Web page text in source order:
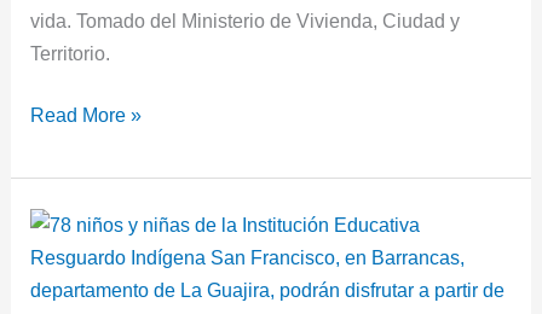
vida. Tomado del Ministerio de Vivienda, Ciudad y
Territorio.
Read More »
Comunidades
de
La